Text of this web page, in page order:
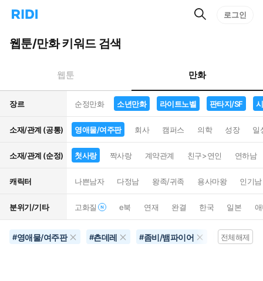
리
홈
으
턴
트
검
로그인
웹툰/만화 키워드 검색
웹툰 만화
장르 순정만화 소년만화 라이트노벨 판타지/SF
소재/관계 (공통) 영애물/여주판 회사 캠퍼스 의학 성장 일
소재/관계 (순정) 첫사랑 짝사랑 계약관계 친구>연인 연하남
캐릭터 나쁜남자 다정남 왕족/귀족 용사마왕 인기남
분위기/기타 고화질 e북 연재 완결 한국 일본
#영애물/여주판 #츤데레 #좀비/뱀파이어 영화화
전체해제